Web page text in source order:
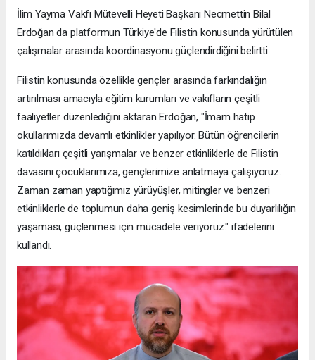
İlim Yayma Vakfı Mütevelli Heyeti Başkanı Necmettin Bilal
Erdoğan da platformun Türkiye'de Filistin konusunda yürütülen
çalışmalar arasında koordinasyonu güçlendirdiğini belirtti.
Filistin konusunda özellikle gençler arasında farkındalığın
artırılması amacıyla eğitim kurumları ve vakıfların çeşitli
faaliyetler düzenlediğini aktaran Erdoğan, "İmam hatip
okullarımızda devamlı etkinlikler yapılıyor. Bütün öğrencilerin
katıldıkları çeşitli yarışmalar ve benzer etkinliklerle de Filistin
davasını çocuklarımıza, gençlerimize anlatmaya çalışıyoruz.
Zaman zaman yaptığımız yürüyüşler, mitingler ve benzeri
etkinliklerle de toplumun daha geniş kesimlerinde bu duyarlılığın
yaşaması, güçlenmesi için mücadele veriyoruz." ifadelerini
kullandı.